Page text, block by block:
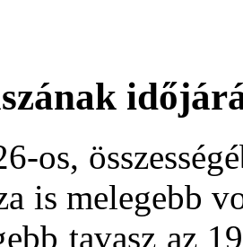
os,
is melegebb
tavasz az